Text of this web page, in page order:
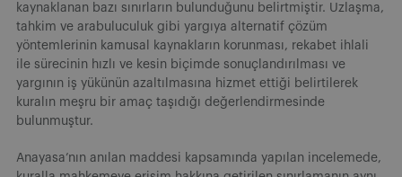
kaynaklanan bazı sınırların bulunduğunu belirtmiştir. Uzlaşma,
tahkim ve arabuluculuk gibi yargıya alternatif çözüm
yöntemlerinin kamusal kaynakların korunması, rekabet ihlali
ile sürecinin hızlı ve kesin biçimde sonuçlandırılması ve
yargının iş yükünün azaltılmasına hizmet ettiği belirtilerek
kuralın meşru bir amaç taşıdığı değerlendirmesinde
bulunmuştur.
Anayasa’nın anılan maddesi kapsamında yapılan incelemede,